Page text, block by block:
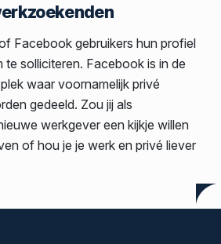
Facebook gebruikers hun profiel
solliciteren. Facebook is in de
waar voornamelijk privé
gedeeld. Zou jij als
werkgever een kijkje willen
of hou je je werk en privé liever